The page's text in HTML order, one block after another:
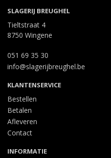
SLAGERIJ BREUGHEL
Tieltstraat 4
8750 Wingene
051 69 35 30
info@slagerijbreughel.be
KLANTENSERVICE
Bestellen
Betalen
Afleveren
Contact
INFORMATIE